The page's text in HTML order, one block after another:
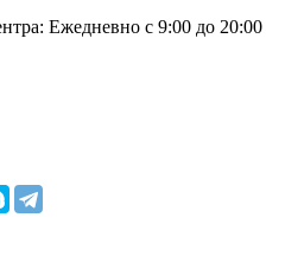
Ежедневно с 9:00 до 20:00